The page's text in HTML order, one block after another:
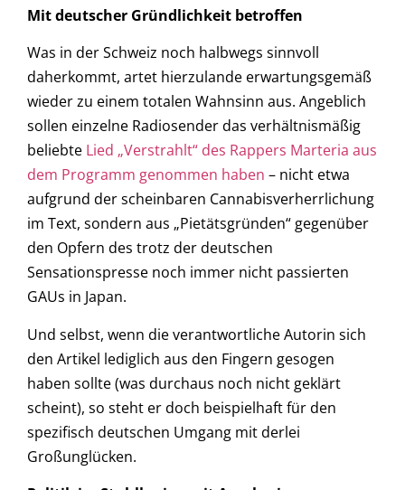
Mit deutscher Gründlichkeit betroffen
Was in der Schweiz noch halbwegs sinnvoll
daherkommt, artet hierzulande erwartungsgemäß
wieder zu einem totalen Wahnsinn aus. Angeblich
sollen einzelne Radiosender das verhältnismäßig
beliebte Lied „Verstrahlt“ des Rappers Marteria aus
dem Programm genommen haben – nicht etwa
aufgrund der scheinbaren Cannabisverherrlichung
im Text, sondern aus „Pietätsgründen“ gegenüber
den Opfern des trotz der deutschen
Sensationspresse noch immer nicht passierten
GAUs in Japan.
Und selbst, wenn die verantwortliche Autorin sich
den Artikel lediglich aus den Fingern gesogen
haben sollte (was durchaus noch nicht geklärt
scheint), so steht er doch beispielhaft für den
spezifisch deutschen Umgang mit derlei
Großunglücken.